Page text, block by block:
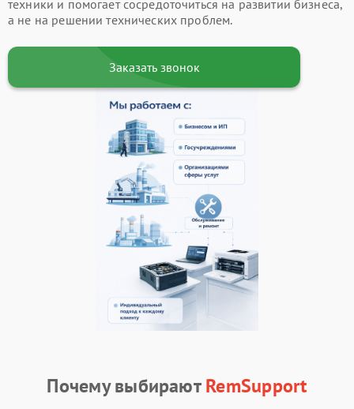
техники и помогает сосредоточиться на развитии бизнеса,
а не на решении технических проблем.
Заказать звонок
Почему выбираютRemSupport